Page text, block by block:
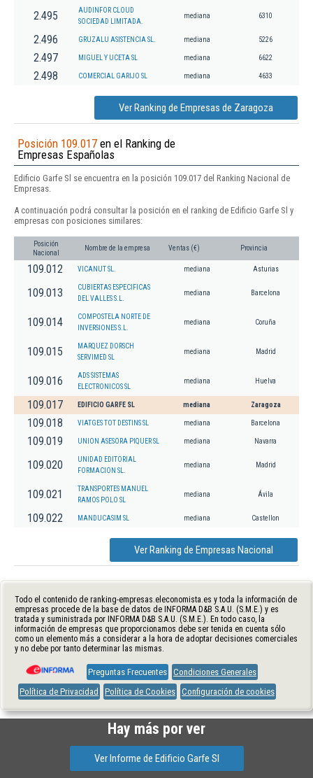
2.495
AUDINFOR CLOUD
SOCIEDAD LIMITADA.
mediana 6310
2.496 GRUZALU ASISTENCIA SL. mediana 5226
2.497 MIGUEL Y UCETA SL mediana 6622
2.498 COMERCIAL GARIJO SL mediana 4633
Ver Ranking de Empresas de Zaragoza
Posición 109.017 en el Ranking de
Empresas Españolas
Edificio Garfe Sl se encuentra en la posición 109.017 del Ranking Nacional de
Empresas.
A continuación podrá consultar la posición en el ranking de Edificio Garfe Sl y
empresas con posiciones similares:
Posición
Nacional
Nombre de la empresa Ventas (€) Provincia
109.012 VICANUT SL. mediana Asturias
109.013
CUBIERTAS ESPECIFICAS
DEL VALLES S.L.
mediana Barcelona
109.014
COMPOSTELA NORTE DE
INVERSIONES S.L.
mediana Coruña
109.015
MARQUEZ DORSCH
SERVIMED SL
mediana Madrid
109.016
ADS SISTEMAS
ELECTRONICOS SL
mediana Huelva
109.017 EDIFICIO GARFE SL mediana Zaragoza
109.018 VIATGES TOT DESTINS SL mediana Barcelona
109.019 UNION ASESORA PIQUER SL mediana Navarra
109.020
UNIDAD EDITORIAL
FORMACION SL.
mediana Madrid
109.021
TRANSPORTES MANUEL
RAMOS POLO SL
mediana Ávila
109.022 MANDUCASIM SL mediana Castellon
Ver Ranking de Empresas Nacional
Todo el contenido de ranking-empresas.eleconomista.es y toda la información de
empresas procede de la base de datos de INFORMA D&B S.A.U. (S.M.E.) y es
tratada y suministrada por INFORMA D&B S.A.U. (S.M.E.). En todo caso, la
información de empresas que proporcionamos debe ser tenida en cuenta sólo
como un elemento más a considerar a la hora de adoptar decisiones comerciales
y no debe por tanto determinar las mismas.
Preguntas Frecuentes Condiciones Generales
Política de Privacidad
Política de Cookies Configuración de cookies
Hay más por ver
Ver Informe de Edificio Garfe Sl